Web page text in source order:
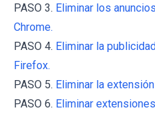
PASO 3. Eliminar los
Chrome.
PASO 4. Eliminar la
Firefox.
PASO 5. Eliminar la
PASO 6. Eliminar